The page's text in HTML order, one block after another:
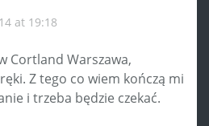
at 19:18
Cortland Warszawa,
Z tego co wiem kończą mi
i trzeba będzie czekać.